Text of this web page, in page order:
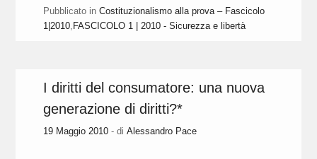
Pubblicato in Costituzionalismo alla prova – Fascicolo
1|2010, FASCICOLO 1 | 2010 - Sicurezza e libertà
I diritti del consumatore: una nuova
generazione di diritti?*
19 Maggio 2010 - di Alessandro Pace